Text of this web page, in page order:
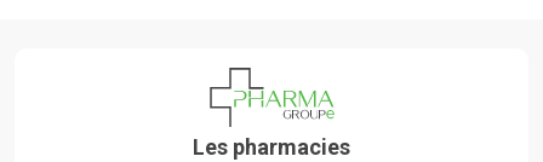
Les pharmacies